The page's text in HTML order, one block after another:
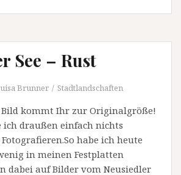
See – Rust
Brunner Stadtlandschaften
Bild kommt Ihr zur Originalgröße!
draußen einfach nichts
habe ich heute
in meinen Festplatten
dabei auf Bilder vom Neusiedler